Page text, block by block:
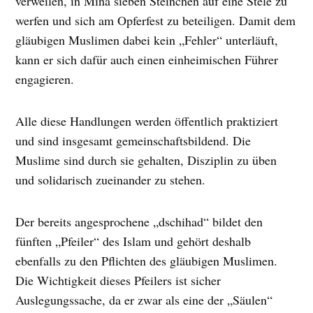
werfen und sich am Opferfest zu beteiligen. Damit dem
gläubigen Muslimen dabei kein „Fehler“ unterläuft,
kann er sich dafür auch einen einheimischen Führer
engagieren.
Alle diese Handlungen werden öffentlich praktiziert
und sind insgesamt gemeinschaftsbildend. Die
Muslime sind durch sie gehalten, Disziplin zu üben
und solidarisch zueinander zu stehen.
Der bereits angesprochene „dschihad“ bildet den
fünften „Pfeiler“ des Islam und gehört deshalb
ebenfalls zu den Pflichten des gläubigen Muslimen.
Die Wichtigkeit dieses Pfeilers ist sicher
Auslegungssache, da er zwar als eine der „Säulen“